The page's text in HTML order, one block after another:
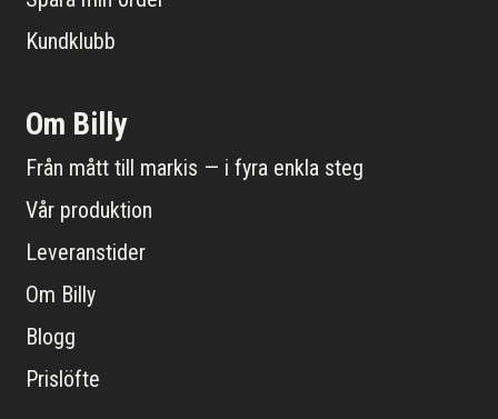
Kundklubb
Om Billy
Från mått till markis — i fyra enkla steg
Vår produktion
Leveranstider
Om Billy
Blogg
Prislöfte